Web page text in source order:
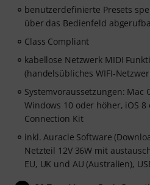
benutzerdefinierte Presets
über das Bedienfeld
Class Compliant
kabellose Netzwerk MIDI
(handelsübliches WIFI-
Systemvoraussetzungen: Mac
Windows 10 oder höher, iOS
Connection Kit
inkl. Auracle Software
Netzteil 12V 36W mit
EU, UK und AU (Australien),